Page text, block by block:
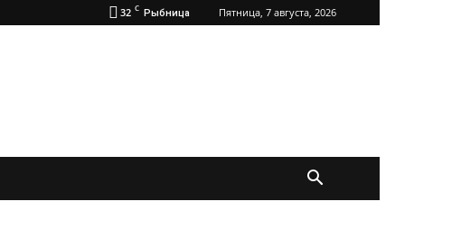
32 C Рыбница Пятница, 7 августа, 2026